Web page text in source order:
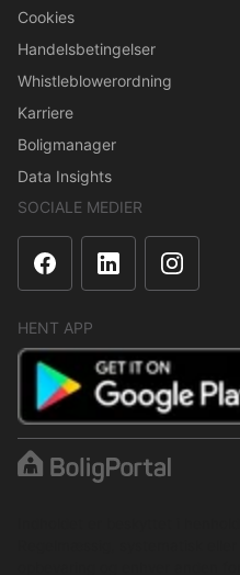
Cookies
Handelsbetingelser
Whistleblowerordning
Karriere
Boligmanager
Data Insights
SOCIALE MEDIER
HENT APP